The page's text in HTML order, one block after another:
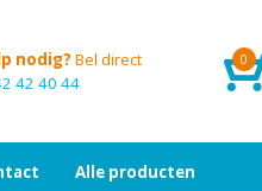
0
nodig? Bel direct
42 40 44
Alle producten